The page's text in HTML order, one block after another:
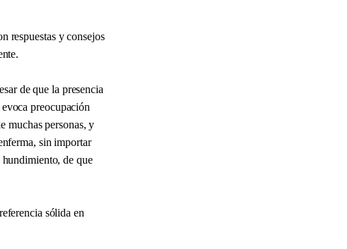
respuestas y consejos
de que la presencia
preocupación
muchas personas, y
sin importar
de que
sólida en